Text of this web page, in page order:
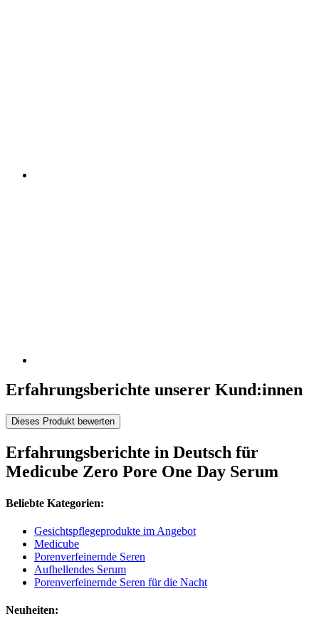
Erfahrungsberichte unserer Kund:innen
Dieses Produkt bewerten
Erfahrungsberichte in Deutsch für
Medicube Zero Pore One Day Serum
Beliebte Kategorien:
Gesichtspflegeprodukte im Angebot
Medicube
Porenverfeinernde Seren
Aufhellendes Serum
Porenverfeinernde Seren für die Nacht
Neuheiten: